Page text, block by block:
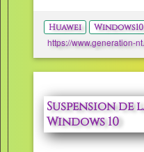
Huawei Windows10
Suspension de
Windows 10